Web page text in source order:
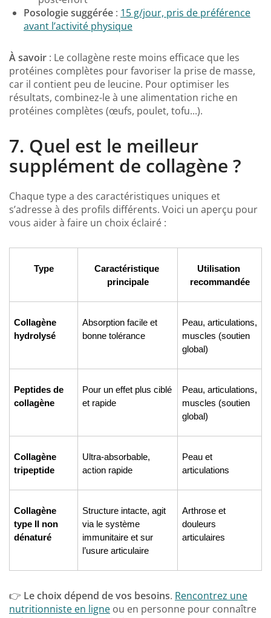
Posologie suggérée : 15 g/jour, pris de préférence
avant l’activité physique
À savoir : Le collagène reste moins efficace que les
protéines complètes pour favoriser la prise de masse,
car il contient peu de leucine. Pour optimiser les
résultats, combinez-le à une alimentation riche en
protéines complètes (œufs, poulet, tofu...).
7. Quel est le meilleur
supplément de collagène ?
Chaque type a des caractéristiques uniques et
s’adresse à des profils différents. Voici un aperçu pour
vous aider à faire un choix éclairé :
Type
Caractéristique
principale
Utilisation
recommandée
Collagène
hydrolysé
Absorption facile et
bonne tolérance
Peau, articulations,
muscles (soutien
global)
Peptides de
collagène
Pour un effet plus ciblé
et rapide
Peau, articulations,
muscles (soutien
global)
Collagène
tripeptide
Ultra-absorbable,
action rapide
Peau et
articulations
Collagène
type II non
dénaturé
Structure intacte, agit
via le système
immunitaire et sur
l’usure articulaire
Arthrose et
douleurs
articulaires
👉 Le choix dépend de vos besoins. Rencontrez une
nutritionniste en ligne ou en personne pour connaître